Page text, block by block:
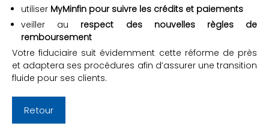
utiliser MyMinfin pour suivre les crédits et paiements
veiller au respect des nouvelles règles de
remboursement
Votre fiduciaire suit évidemment cette réforme de près
et adaptera ses procédures afin d’assurer une transition
fluide pour ses clients.
Retour